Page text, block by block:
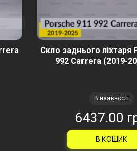
Скло заднього ліхтаря
992 Carrera (2019-
В наявності
6437.00
В КОШИК